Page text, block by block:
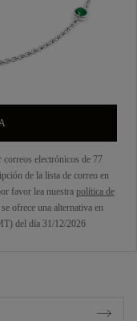
electrónicos de 77
de la lista de correo en
favor lea nuestra política de
ofrece una alternativa en
del día 31/12/2026